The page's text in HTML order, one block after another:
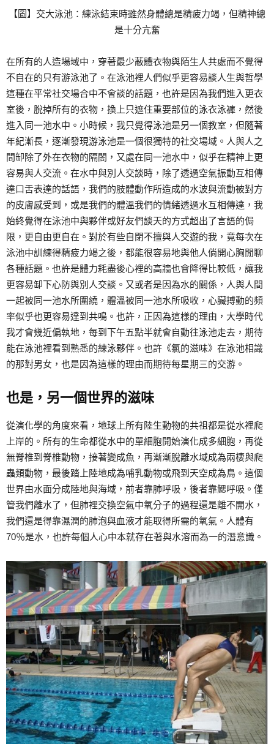
【圖】交大泳池：練泳結束時雖然身體總是精疲力竭，但精神總
是十分亢奮
在所有的人造場域中，穿著最少蔽體衣物與陌生人共處而不覺得
不自在的只有游泳池了。在泳池裡人們似乎更容易談人生與哲學
這種在平常社交場合中不會談的話題，也許是因為我們進入更衣
室後，脫掉所有的衣物，換上只遮住重要部位的泳衣泳褲，然後
進入同一池水中。小時候，我只覺得泳池是另一個教室，但隨著
年紀漸長，逐漸發現游泳池是一個很獨特的社交場域。人與人之
間缷除了外在衣物的隔閤，又處在同一池水中，似乎在精神上更
容易與人交流。在水中與別人交談時，除了透過空氣振動互相傳
達口舌表達的話語，我們的肢體動作所造成的水波與流動被對方
的皮膚感受到，或是我們的體溫我們的情緒透過水互相傳達，我
始終覺得在泳池中與夥伴或好友們談天的方式超出了言語的侷
限，更自由更自在。對於有些自閉不擅與人交遊的我，竟每次在
泳池中訓練得精疲力竭之後，都能很容易地與他人倘開心胸閒聊
各種話題。也許是體力耗盡後心裡的高牆也會降得比較低，讓我
更容易缷下心防與別人交談。又或者是因為水的關係，人與人間
一起被同一池水所圍繞，體溫被同一池水所吸收，心臟搏動的頻
率似乎也更容易達到共鳴。也許，正因為這樣的理由，大學時代
我才會幾近偏執地，每到下午五點半就會自動往泳池走去，期待
能在泳池裡看到熟悉的練泳夥伴。也許《氯的滋味》在泳池相識
的那對男女，也是因為這樣的理由而期待每星期三的交游。
也是，另一個世界的滋味
從演化學的角度來看，地球上所有陸生動物的共祖都是從水裡爬
上岸的。所有的生命都從水中的單細胞開始演化成多細胞，再從
無脊椎到脊椎動物，接著變成魚，再漸漸脫離水域成為兩棲與爬
蟲類動物，最後踏上陸地成為哺乳動物或飛到天空成為鳥。這個
世界由水面分成陸地與海域，前者靠肺呼吸，後者靠鰓呼吸。僅
管我們離水了，但肺裡交換空氣中氧分子的過程還是離不開水，
我們還是得靠濕潤的肺泡與血液才能取得所需的氧氣。人體有
70％是水，也許每個人心中本就存在著與水溶而為一的潛意識。